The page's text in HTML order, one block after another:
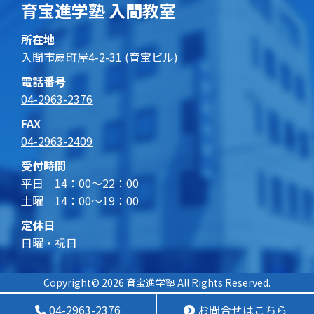
04-2963-2376 お問合せはこちら
育宝進学塾 入間教室
所在地
入間市扇町屋4-2-31 (育宝ビル)
電話番号
04-2963-2376
FAX
04-2963-2409
受付時間
平日 14：00～22：00
土曜 14：00～19：00
定休日
日曜・祝日
Copyright© 2026 育宝進学塾 All Rights Reserved.